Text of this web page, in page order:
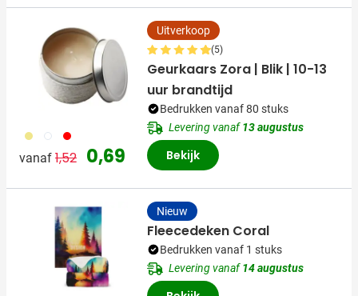
013 002 008
vanaf Normale prijs
1,52 Speciale prijs
0,69
Uitverkoop
(5)
Geurkaars Zora | Blik | 10-13
uur brandtijd
Bedrukken vanaf 80 stuks
Levering vanaf13 augustus
Bekijk
Nieuw
Fleecedeken Coral
Bedrukken vanaf 1 stuks
Levering vanaf14 augustus